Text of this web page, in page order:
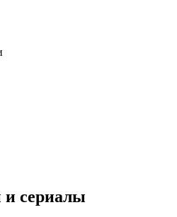
сериалы